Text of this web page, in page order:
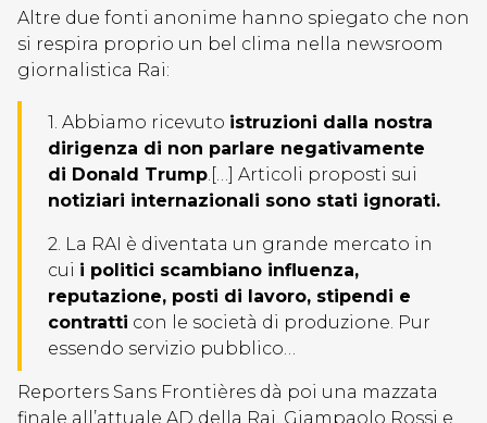
Altre due fonti anonime hanno spiegato che non
si respira proprio un bel clima nella newsroom
giornalistica Rai:
1. Abbiamo ricevuto istruzioni dalla nostra
dirigenza di non parlare negativamente
di Donald Trump.[…] Articoli proposti sui
notiziari internazionali sono stati ignorati.
2. La RAI è diventata un grande mercato in
cui i politici scambiano influenza,
reputazione, posti di lavoro, stipendi e
contratti con le società di produzione. Pur
essendo servizio pubblico…
Reporters Sans Frontières dà poi una mazzata
finale all’attuale AD della Rai, Giampaolo Rossi e